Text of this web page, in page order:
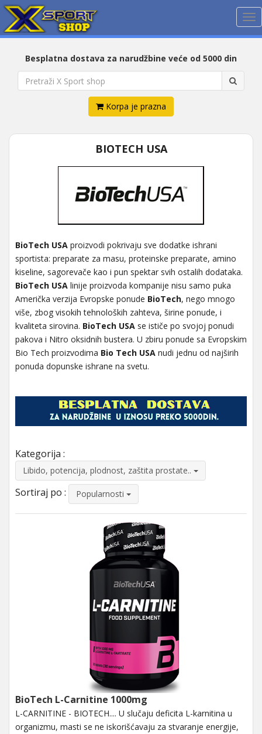
Besplatna dostava za narudžbine veće od 5000 din
Korpa je prazna
BIOTECH USA
BioTech USA proizvodi pokrivaju sve dodatke ishrani
sportista: preparate za masu, proteinske preparate, amino
kiseline, sagorevače kao i pun spektar svih ostalih dodataka.
BioTech USA linije proizvoda kompanije nisu samo puka
Američka verzija Evropske ponude BioTech, nego mnogo
više, zbog visokih tehnoloških zahteva, širine ponude, i
kvaliteta sirovina. BioTech USA se ističe po svojoj ponudi
pakova i Nitro oksidnih bustera. U zbiru ponude sa Evropskim
Bio Tech proizvodima Bio Tech USA nudi jednu od najširih
ponuda dopunske ishrane na svetu.
Kategorija :
Libido, potencija, plodnost, zaštita prostate..
Sortiraj po : Popularnosti
BioTech L-Carnitine 1000mg
L-CARNITINE - BIOTECH.... U slučaju deficita L-karnitina u
organizmu, masti se ne iskorišćavaju za stvaranje energije,